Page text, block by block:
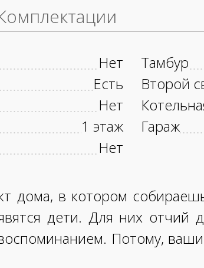
Нет
Есть
Нет
1 этаж
Нет
Тамбур
Второй
Гараж
дома, в котором
дети. Для них
Потому,